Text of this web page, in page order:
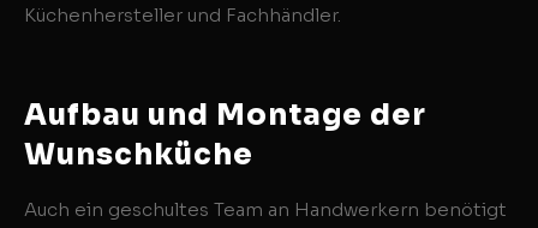
Küchenhersteller und Fachhändler.
Aufbau und Montage der
Wunschküche
Auch ein geschultes Team an Handwerkern benötigt